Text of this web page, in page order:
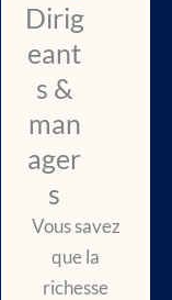
Dirig
eant
s &
man
ager
s
Vous savez
que la
richesse